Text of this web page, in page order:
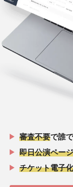
審査不要で誰
即日公演ペー
チケット電子